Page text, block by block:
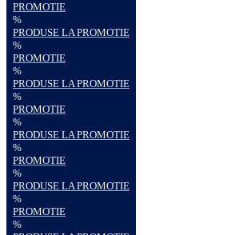
PROMOTIE
%
PRODUSE LA PROMOTIE
%
PROMOTIE
%
PRODUSE LA PROMOTIE
%
PROMOTIE
%
PRODUSE LA PROMOTIE
%
PROMOTIE
%
PRODUSE LA PROMOTIE
%
PROMOTIE
%